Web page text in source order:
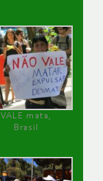
VALE mata,
Brasil